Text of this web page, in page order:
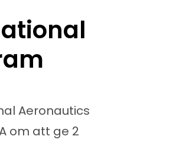
Aeronautics
om att ge 2